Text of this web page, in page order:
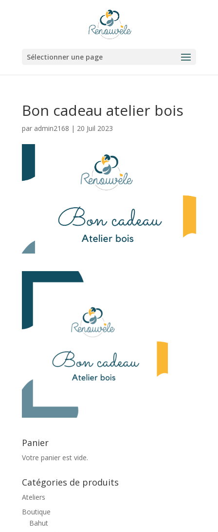
Sélectionner une page
Bon cadeau atelier bois
par admin2168 | 20 Juil 2023
Panier
Votre panier est vide.
Catégories de produits
Ateliers
Boutique
Bahut